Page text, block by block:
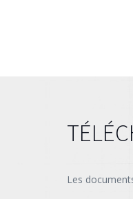
Les